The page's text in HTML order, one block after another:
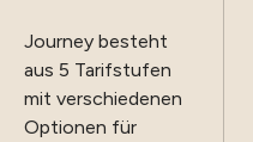
Journey besteht
aus 5 Tarifstufen
mit verschiedenen
Optionen für